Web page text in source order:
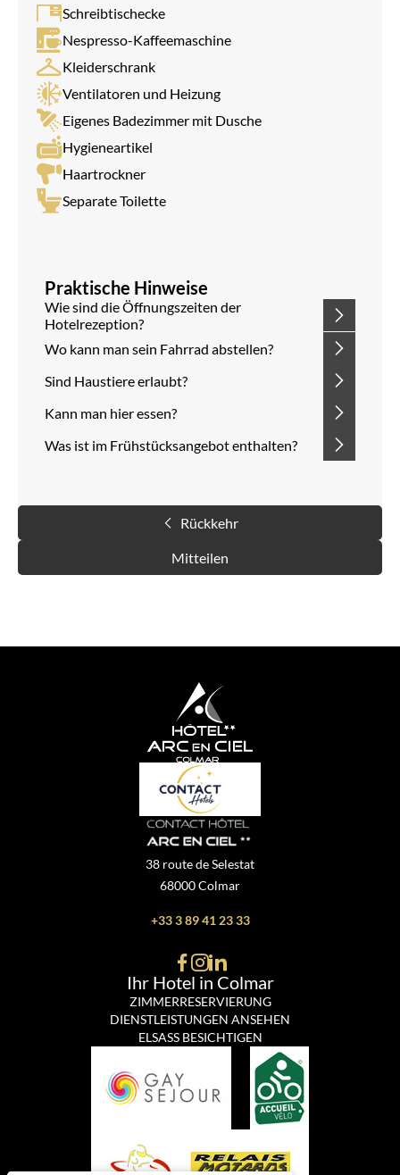
Schreibtischecke
Nespresso-Kaffeemaschine
Kleiderschrank
Ventilatoren und Heizung
Eigenes Badezimmer mit Dusche
Hygieneartikel
Haartrockner
Separate Toilette
Praktische Hinweise
Wie sind die Öffnungszeiten der
Hotelrezeption?
Wo kann man sein Fahrrad abstellen?
Sind Haustiere erlaubt?
Kann man hier essen?
Was ist im Frühstücksangebot enthalten?
Rückkehr
Mitteilen
Ihr Hotel in Colmar
ZIMMERRESERVIERUNG
DIENSTLEISTUNGEN ANSEHEN
ELSASS BESICHTIGEN
38 route de Selestat
68000 Colmar
+33 3 89 41 23 33